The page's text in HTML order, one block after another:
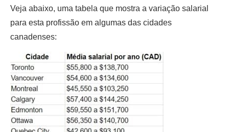
Veja abaixo, uma tabela que mostra a variação salarial
para esta profissão em algumas das cidades
canadenses: